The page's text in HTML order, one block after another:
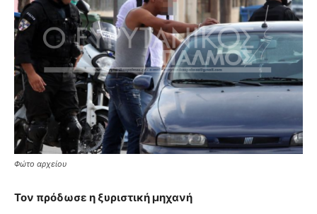
Φώτο αρχείου
Τον πρόδωσε η ξυριστική μηχανή